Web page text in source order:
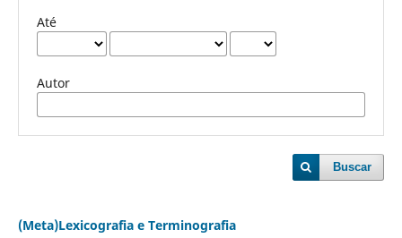
Até
Autor
Buscar
(Meta)Lexicografia e Terminografia